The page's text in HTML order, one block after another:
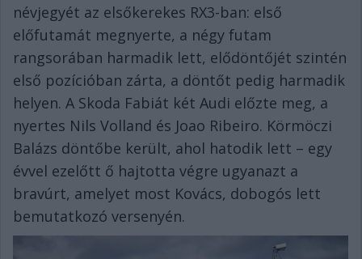
névjegyét az elsőkerekes RX3-ban: első
előfutamát megnyerte, a négy futam
rangsorában harmadik lett, elődöntőjét szintén
első pozícióban zárta, a döntőt pedig harmadik
helyen. A Skoda Fabiát két Audi előzte meg, a
nyertes Nils Volland és Joao Ribeiro. Körmöczi
Balázs döntőbe került, ahol hatodik lett – egy
évvel ezelőtt ő hajtotta végre ugyanazt a
bravúrt, amelyet most Kovács, dobogós lett
bemutatkozó versenyén.